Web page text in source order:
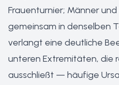
Frauenturnier; Männer und
gemeinsam in denselben
verlangt eine deutliche
unteren Extremitäten, die
ausschließt — häufige